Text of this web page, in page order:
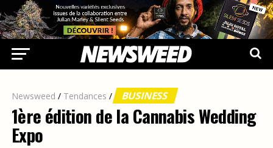
Newsweed / Tendances / BUSINESS
1ère édition de la Cannabis Wedding
Expo